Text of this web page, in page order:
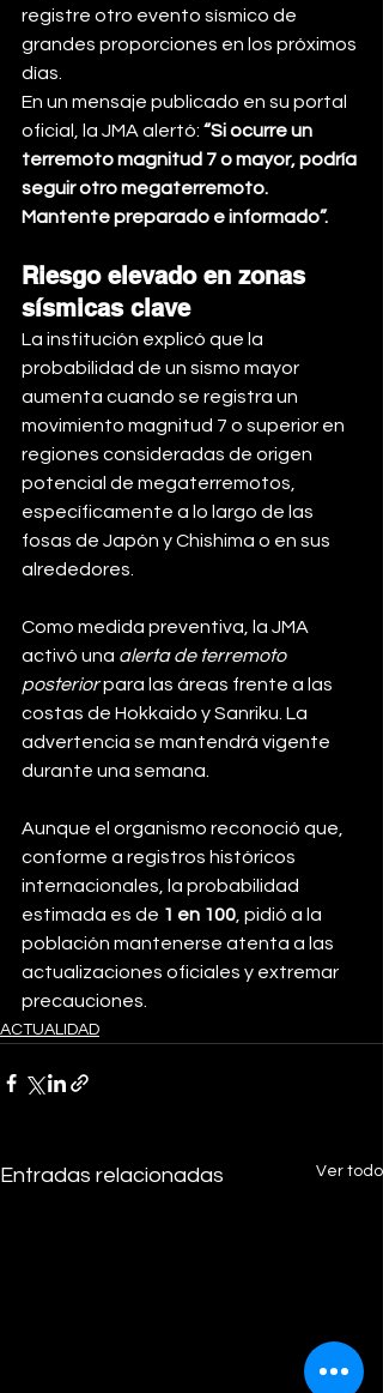
registre otro evento sísmico de
grandes proporciones en los próximos
días.
En un mensaje publicado en su portal
oficial, la JMA alertó: “Si ocurre un
terremoto magnitud 7 o mayor, podría
seguir otro megaterremoto.
Mantente preparado e informado”.
Riesgo elevado en zonas
sísmicas clave
La institución explicó que la
probabilidad de un sismo mayor
aumenta cuando se registra un
movimiento magnitud 7 o superior en
regiones consideradas de origen
potencial de megaterremotos,
específicamente a lo largo de las
fosas de Japón y Chishima o en sus
alrededores.
Como medida preventiva, la JMA
activó una alerta de terremoto
posterior para las áreas frente a las
costas de Hokkaido y Sanriku. La
advertencia se mantendrá vigente
durante una semana.
Aunque el organismo reconoció que,
conforme a registros históricos
internacionales, la probabilidad
estimada es de 1 en 100 , pidió a la
población mantenerse atenta a las
actualizaciones oficiales y extremar
precauciones.
ACTUALIDAD
Entradas relacionadas Ver todo